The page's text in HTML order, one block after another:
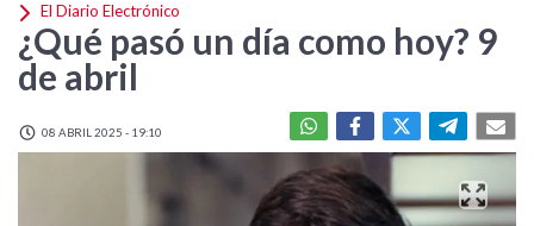
El Diario Electrónico
¿Qué pasó un día como hoy? 9
de abril
08 ABRIL 2025 - 19:10